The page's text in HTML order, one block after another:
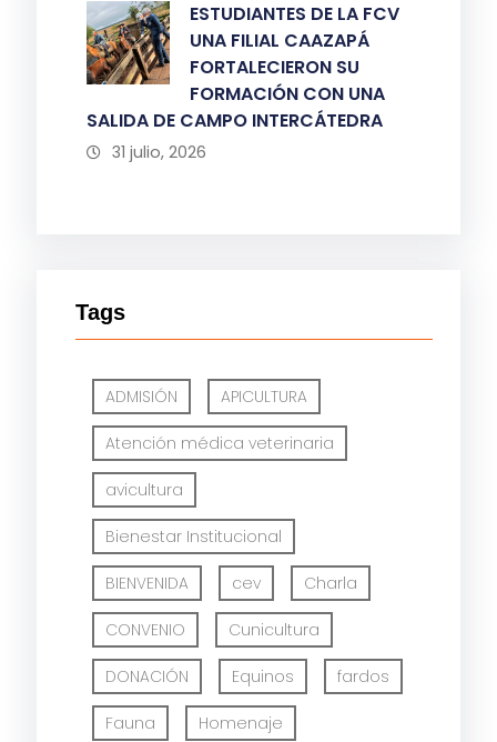
ESTUDIANTES DE LA FCV
UNA FILIAL CAAZAPÁ
FORTALECIERON SU
FORMACIÓN CON UNA
SALIDA DE CAMPO INTERCÁTEDRA
31 julio, 2026
Tags
ADMISIÓN APICULTURA
Atención médica veterinaria
avicultura
Bienestar Institucional
BIENVENIDA cev Charla
CONVENIO Cunicultura
DONACIÓN Equinos fardos
Fauna Homenaje